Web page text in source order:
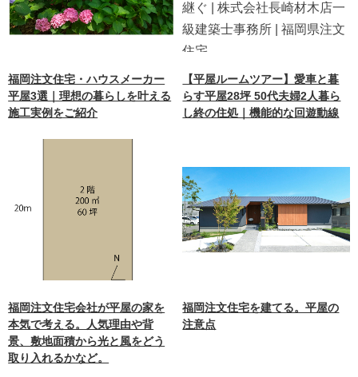
福岡注文住宅・ハウスメーカー
平屋3選｜理想の暮らしを叶える
施工実例をご紹介
【平屋ルームツアー】愛車と暮
らす平屋28坪 50代夫婦2人暮ら
し終の住処｜機能的な回遊動線
福岡注文住宅会社が平屋の家を
本気で考える。人気理由や背
景、敷地面積から光と風をどう
取り入れるかなど。
福岡注文住宅を建てる。平屋の
注意点